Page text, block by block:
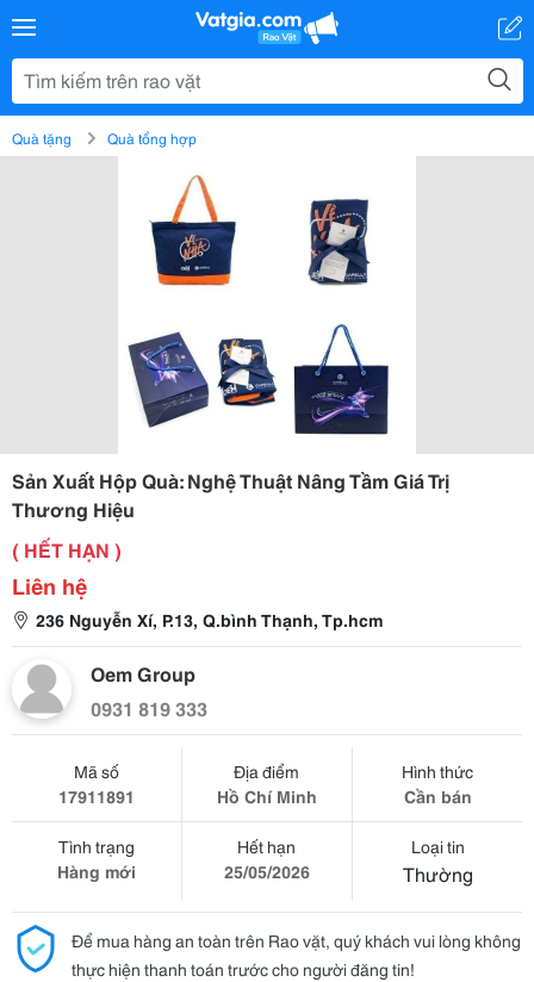
Quà tặng Quà tổng hợp
Sản Xuất Hộp Quà: Nghệ Thuật Nâng Tầm Giá Trị
Thương Hiệu
( HẾT HẠN )
Liên hệ
236 Nguyễn Xí, P.13, Q.bình Thạnh, Tp.hcm
Oem Group
0931 819 333
Mã số
17911891
Địa điểm
Hồ Chí Minh
Hình thức
Cần bán
Tình trạng
Hàng mới
Hết hạn
25/05/2026
Loại tin
Thường
Để mua hàng an toàn trên Rao vặt, quý khách vui lòng không
thực hiện thanh toán trước cho người đăng tin!